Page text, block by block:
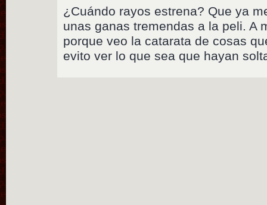
¿Cuándo rayos estrena? Que ya
unas ganas tremendas a la peli. A
porque veo la catarata de cosas
evito ver lo que sea que hayan